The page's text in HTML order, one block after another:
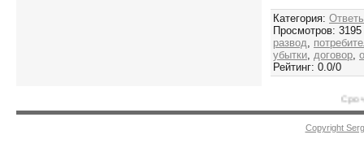
Категория:
Просмотров: 3195
развод,
убытки, договор,
Рейтинг: 0.0/0
Срочная
Copyright